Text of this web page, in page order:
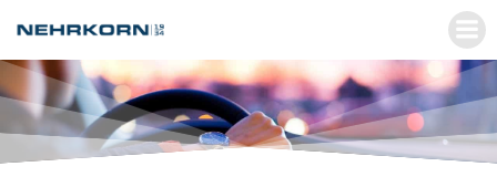
springen